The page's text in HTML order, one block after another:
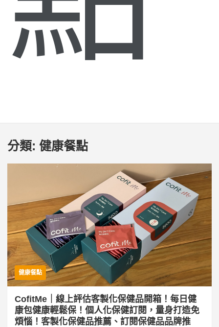
分類: 健康餐點
健康餐點
CofitMe｜線上評估客製化保健品開箱！每日健
康包健康輕鬆保！個人化保健訂閱，量身打造免
煩惱！客製化保健品推薦、訂閱保健品品牌推